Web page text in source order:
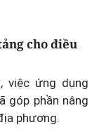
cho điều
việc ứng dụng
góp phần nâng
phương.